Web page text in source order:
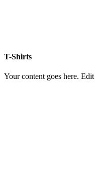
T-Shirts
Your content goes here.